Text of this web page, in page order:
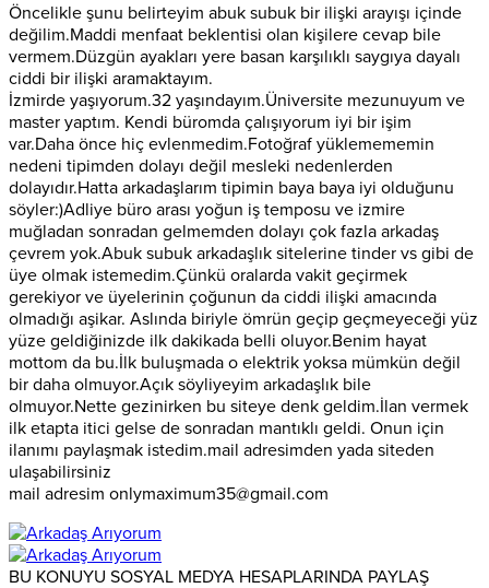
Öncelikle şunu belirteyim abuk subuk bir ilişki arayışı içinde
değilim.Maddi menfaat beklentisi olan kişilere cevap bile
vermem.Düzgün ayakları yere basan karşılıklı saygıya dayalı
ciddi bir ilişki aramaktayım.
İzmirde yaşıyorum.32 yaşındayım.Üniversite mezunuyum ve
master yaptım. Kendi büromda çalışıyorum iyi bir işim
var.Daha önce hiç evlenmedim.Fotoğraf yüklemememin
nedeni tipimden dolayı değil mesleki nedenlerden
dolayıdır.Hatta arkadaşlarım tipimin baya baya iyi olduğunu
söyler:)Adliye büro arası yoğun iş temposu ve izmire
muğladan sonradan gelmemden dolayı çok fazla arkadaş
çevrem yok.Abuk subuk arkadaşlık sitelerine tinder vs gibi de
üye olmak istemedim.Çünkü oralarda vakit geçirmek
gerekiyor ve üyelerinin çoğunun da ciddi ilişki amacında
olmadığı aşikar. Aslında biriyle ömrün geçip geçmeyeceği yüz
yüze geldiğinizde ilk dakikada belli oluyor.Benim hayat
mottom da bu.İlk buluşmada o elektrik yoksa mümkün değil
bir daha olmuyor.Açık söyliyeyim arkadaşlık bile
olmuyor.Nette gezinirken bu siteye denk geldim.İlan vermek
ilk etapta itici gelse de sonradan mantıklı geldi. Onun için
ilanımı paylaşmak istedim.mail adresimden yada siteden
ulaşabilirsiniz
mail adresim onlymaximum35@gmail.com
BU KONUYU SOSYAL MEDYA HESAPLARINDA PAYLAŞ